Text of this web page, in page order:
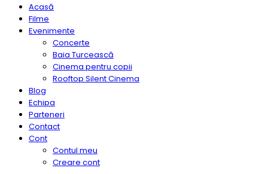
Acasă
Filme
Evenimente
Concerte
Baia Turcească
Cinema pentru copii
Rooftop Silent Cinema
Blog
Echipa
Parteneri
Contact
Cont
Contul meu
Creare cont